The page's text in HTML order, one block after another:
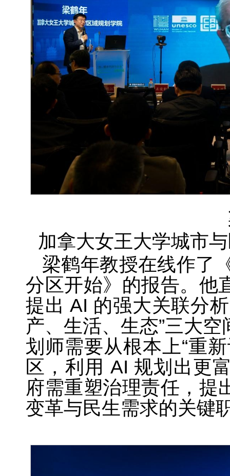
加拿大女王大学城市
梁鹤年教授在线作了
分区开始》的报告。他
提出 AI 的强大关联分
产、生活、生态”三大
划师需要从根本上“重
区，利用 AI 规划出更
府需重塑治理责任，提
变革与民生需求的关键